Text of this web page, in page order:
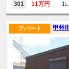
301 11万円
甲州
アパート